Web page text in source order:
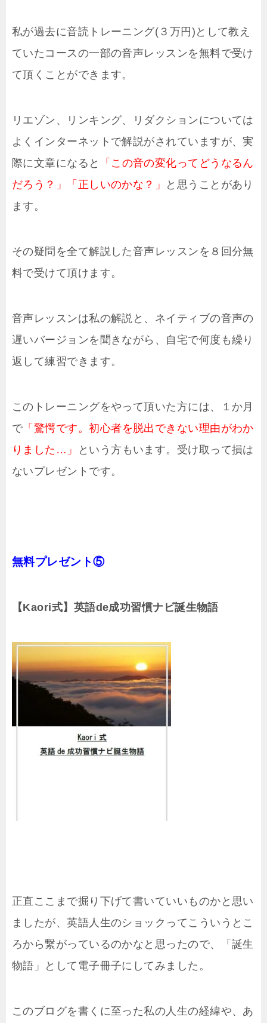
私が過去に音読トレーニング(３万円)として教え
ていたコースの一部の音声レッスンを無料で受け
て頂くことができます。
リエゾン、リンキング、リダクションについては
よくインターネットで解説がされていますが、実
際に文章になると
「この音の変化ってどうなるん
だろう？」「正しいのかな？」
と思うことがあり
ます。
その疑問を全て解説した音声レッスンを８回分無
料で受けて頂けます。
音声レッスンは私の解説と、ネイティブの音声の
遅いバージョンを聞きながら、自宅で何度も繰り
返して練習できます。
このトレーニングをやって頂いた方には、１か月
で「驚愕です。初心者を脱出できない理由がわか
りました…」
という方もいます。受け取って損は
ないプレゼントです。
無料プレゼント⑤
【Kaori式】英語de成功習慣ナビ誕生物語
正直ここまで掘り下げて書いていいものかと思い
ましたが、英語人生のショックってこういうとこ
ろから繋がっているのかなと思ったので、「誕生
物語」として電子冊子にしてみました。
このブログを書くに至った私の人生の経緯や、あ